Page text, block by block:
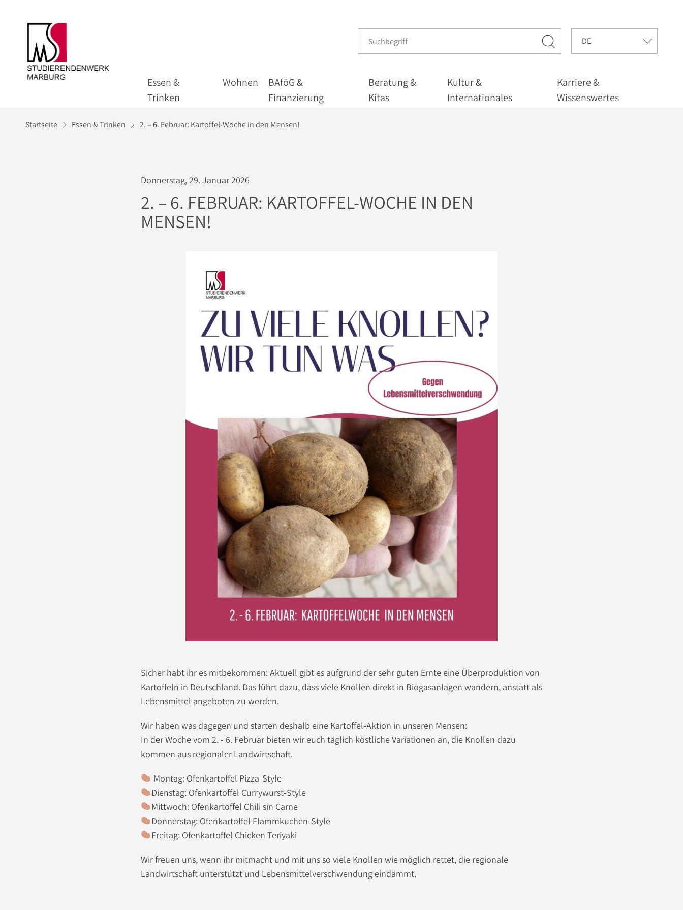
Essen &
Trinken
Wohnen
BAföG &
Finanzierung
Beratung &
Kitas
Kultur &
Internationales
Karriere &
Wissenswertes
Startseite Essen & Trinken 2. – 6. Februar: Kartoffel-Woche in den Mensen!
Donnerstag, 29. Januar 2026
2. – 6. FEBRUAR: KARTOFFEL-WOCHE IN DEN
MENSEN!
Sicher habt ihr es mitbekommen: Aktuell gibt es aufgrund der sehr guten Ernte eine Überproduktion von
Kartoffeln in Deutschland. Das führt dazu, dass viele Knollen direkt in Biogasanlagen wandern, anstatt als
Lebensmittel angeboten zu werden.
Wir haben was dagegen und starten deshalb eine Kartoffel-Aktion in unseren Mensen:
In der Woche vom 2. - 6. Februar bieten wir euch täglich köstliche Variationen an, die Knollen dazu
kommen aus regionaler Landwirtschaft.
Montag: Ofenkartoffel Pizza-Style
Dienstag: Ofenkartoffel Currywurst-Style
Mittwoch: Ofenkartoffel Chili sin Carne
Donnerstag: Ofenkartoffel Flammkuchen-Style
Freitag: Ofenkartoffel Chicken Teriyaki
Wir freuen uns, wenn ihr mitmacht und mit uns so viele Knollen wie möglich rettet, die regionale
Landwirtschaft unterstützt und Lebensmittelverschwendung eindämmt.